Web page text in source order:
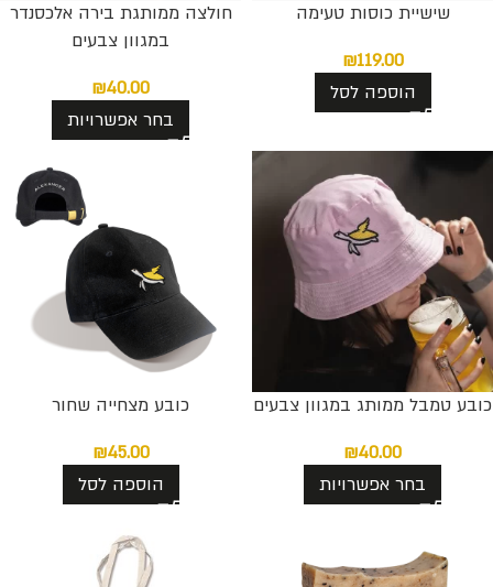
שישיית כוסות טעימה
₪119.00
הוספה לסל
חולצה ממותגת בירה אלכסנדר
במגוון צבעים
₪40.00
בחר אפשרויות
כובע טמבל ממותג במגוון צבעים
₪40.00
בחר אפשרויות
כובע מצחייה שחור
₪45.00
הוספה לסל